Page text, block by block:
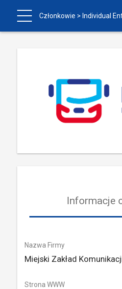
Członkowie > Individual
Informacje
Nazwa Firmy
Miejski Zakład
Strona WWW